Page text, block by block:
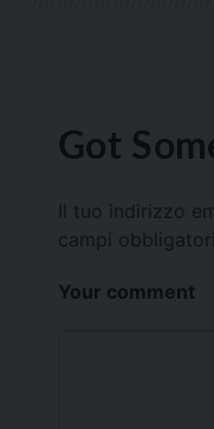
Got
Il tuo indirizzo
campi
Your comment